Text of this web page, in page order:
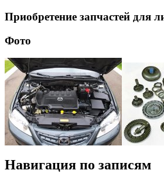
Приобретение запчастей для
Фото
Навигация по записям